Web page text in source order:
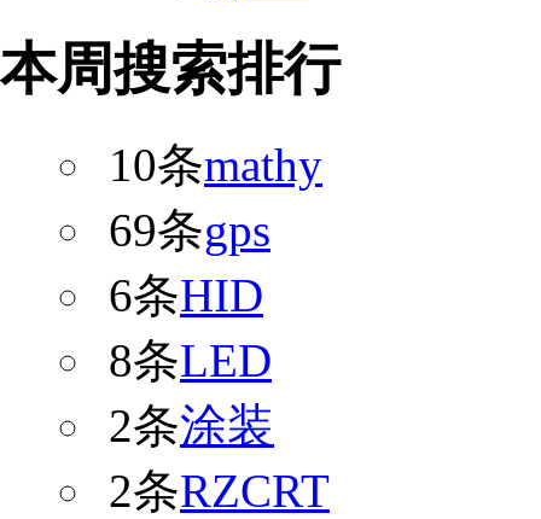
本周搜索排行
10条mathy
69条gps
6条HID
8条LED
2条涂装
2条RZCRT